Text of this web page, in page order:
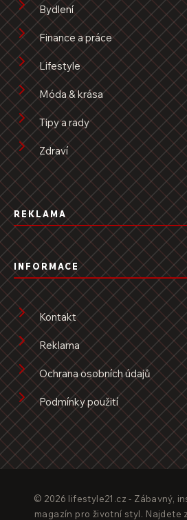
Bydlení
Finance a práce
Lifestyle
Móda & krása
Tipy a rady
Zdraví
REKLAMA
INFORMACE
Kontakt
Reklama
Ochrana osobních údajů
Podmínky použití
© 2026 lifestyle21.cz - Zábavný,
magazín pro životní styl. Najdete